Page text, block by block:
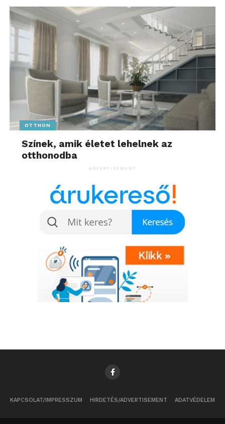
OTTHON
Színek, amik életet lehelnek az
otthonodba
ADVERTISEMENT
KAPCSOLAT/IMPRESSZUM HIRDETÉS/ADVERTISEMENT ADATVÉDELEM